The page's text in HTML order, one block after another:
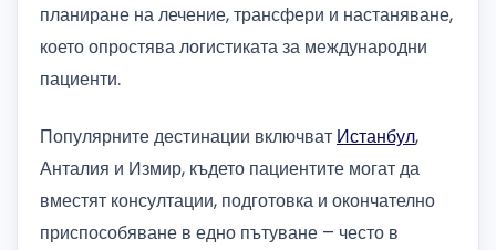
планиране на лечение, трансфери и настаняване,
което опростява логистиката за международни
пациенти.
Популярните дестинации включват Истанбул,
Анталия и Измир, където пациентите могат да
вместят консултации, подготовка и окончателно
приспособяване в едно пътуване – често в